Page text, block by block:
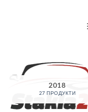
2018
27 ПРОДУКТИ